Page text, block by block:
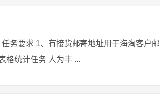
务要求 1、有接货邮寄地址用于海淘客户邮
格统计任务 人为丰 ...